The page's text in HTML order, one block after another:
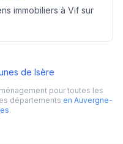
immobiliers à Vif sur
de Isère
pour toutes les
départements en Auvergne-
.